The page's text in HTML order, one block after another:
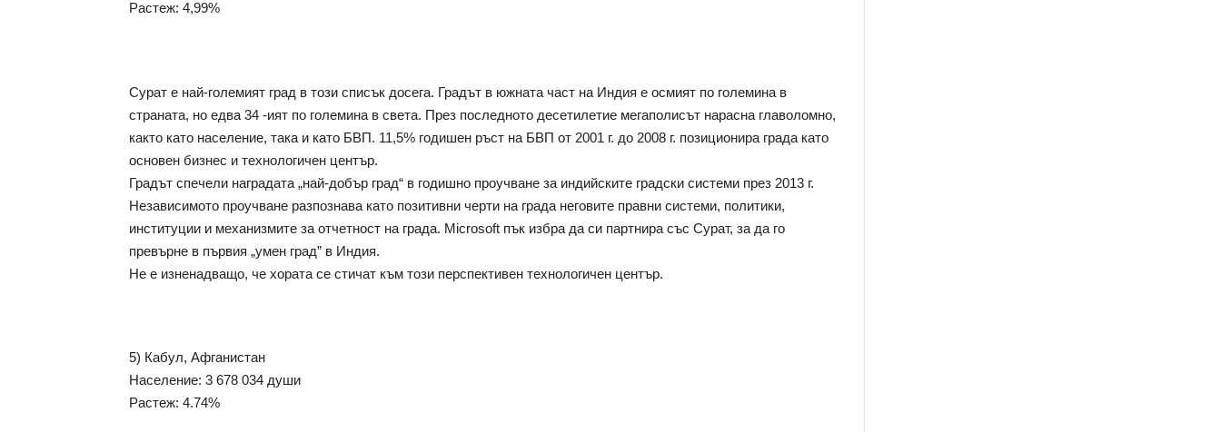
Растеж: 4,99%
Сурат е най-големият град в този списък досега. Градът в южната част на Индия е осмият по големина в
страната, но едва 34 -ият по големина в света. През последното десетилетие мегаполисът нарасна главоломно,
както като население, така и като БВП. 11,5% годишен ръст на БВП от 2001 г. до 2008 г. позиционира града като
основен бизнес и технологичен център.
Градът спечели наградата „най-добър град“ в годишно проучване за индийските градски системи през 2013 г.
Независимото проучване разпознава като позитивни черти на града неговите правни системи, политики,
институции и механизмите за отчетност на града. Microsoft пък избра да си партнира със Сурат, за да го
превърне в първия „умен град” в Индия.
Не е изненадващо, че хората се стичат към този перспективен технологичен център.
5) Кабул, Афганистан
Население: 3 678 034 души
Растеж: 4.74%